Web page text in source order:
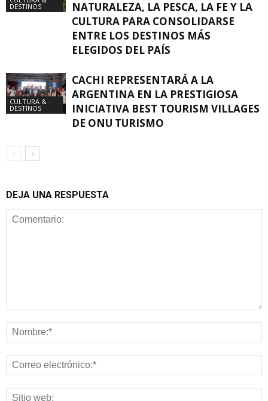
DESTINOS
NATURALEZA, LA PESCA, LA FE Y LA
CULTURA PARA CONSOLIDARSE
ENTRE LOS DESTINOS MÁS
ELEGIDOS DEL PAÍS
CULTURA &
DESTINOS
CACHI REPRESENTARÁ A LA
ARGENTINA EN LA PRESTIGIOSA
INICIATIVA BEST TOURISM VILLAGES
DE ONU TURISMO
DEJA UNA RESPUESTA